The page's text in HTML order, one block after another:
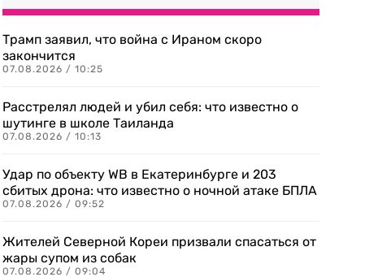
Трамп заявил, что война с Ираном скоро
закончится
07.08.2026 / 10:25
Расстрелял людей и убил себя: что известно о
шутинге в школе Таиланда
07.08.2026 / 10:13
Удар по объекту WB в Екатеринбурге и 203
сбитых дрона: что известно о ночной атаке БПЛА
07.08.2026 / 09:52
Жителей Северной Кореи призвали спасаться от
жары супом из собак
07.08.2026 / 09:04